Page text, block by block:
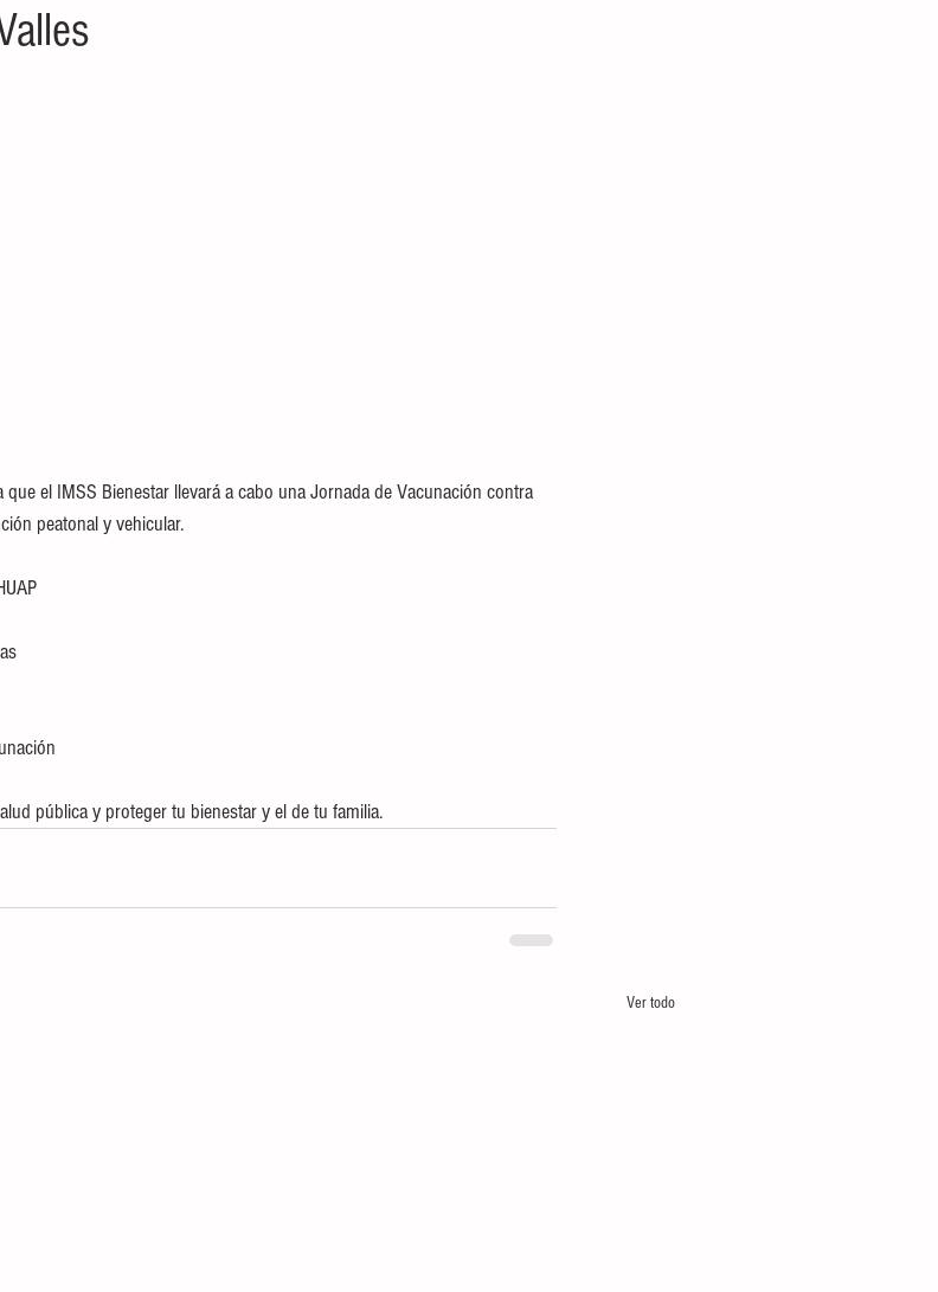
el IMSS Bienestar llevará a cabo una Jornada de Vacunación contra
peatonal y vehicular.
pública y proteger tu bienestar y el de tu familia.
Ver todo